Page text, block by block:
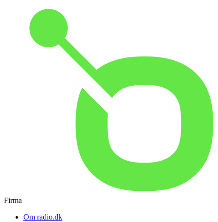
Firma
Om radio.dk